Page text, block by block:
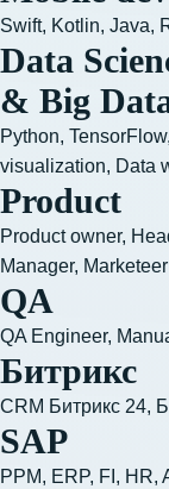
Swift, Kotlin, Java,
Data
& Big
Python,
visualization, Data
Product
Product owner,
Manager, Marketeer
QA
QA Engineer,
Битрикс
CRM Битрикс 24,
SAP
PPM, ERP, FI, HR,